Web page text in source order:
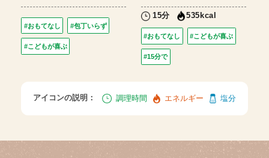
#おもてなし #包丁いらず
#こどもが喜ぶ
15分 535kcal
#おもてなし #こどもが喜ぶ
#15分で
アイコンの説明： 調理時間 エネルギー 塩分